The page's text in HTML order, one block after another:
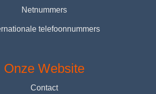
Netnummers
telefoonnummers
Onze Website
Contact